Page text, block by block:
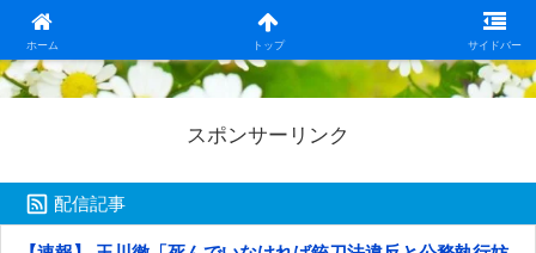
ホーム トップ サイドバー
日本第一！ニュース録
スポンサーリンク
配信記事